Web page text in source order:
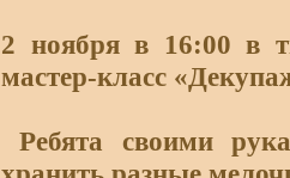
2 ноября в 16:00 в
мастер-класс
Ребята своими